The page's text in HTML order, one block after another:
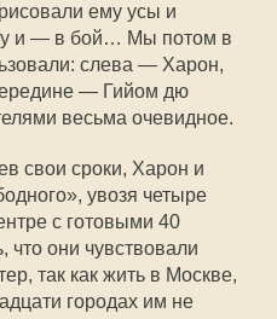
ему усы и
и — в бой… Мы потом в
слева — Харон,
— Гийом дю
весьма очевидное.
свои сроки, Харон и
увозя четыре
с готовыми 40
что они чувствовали
так как жить в Москве,
городах им не